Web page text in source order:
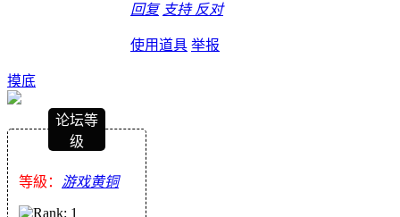
回复 支持 反对
使用道具 举报
摸底
论坛等
级
等級： 游戏黄铜